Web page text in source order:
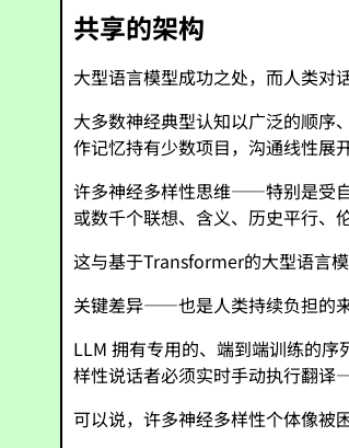
共享的架构
大型语言模型成功之处，而人类对
大多数神经典型认知以广泛的顺
作记忆持有少数项目，沟通线性展
许多神经多样性思维——特别是受
或数千个联想、含义、历史平行、
这与基于Transformer的大型语言
关键差异——也是人类持续负担的
LLM 拥有专用的、端到端训练的
样性说话者必须实时手动执行翻译
可以说，许多神经多样性个体像被